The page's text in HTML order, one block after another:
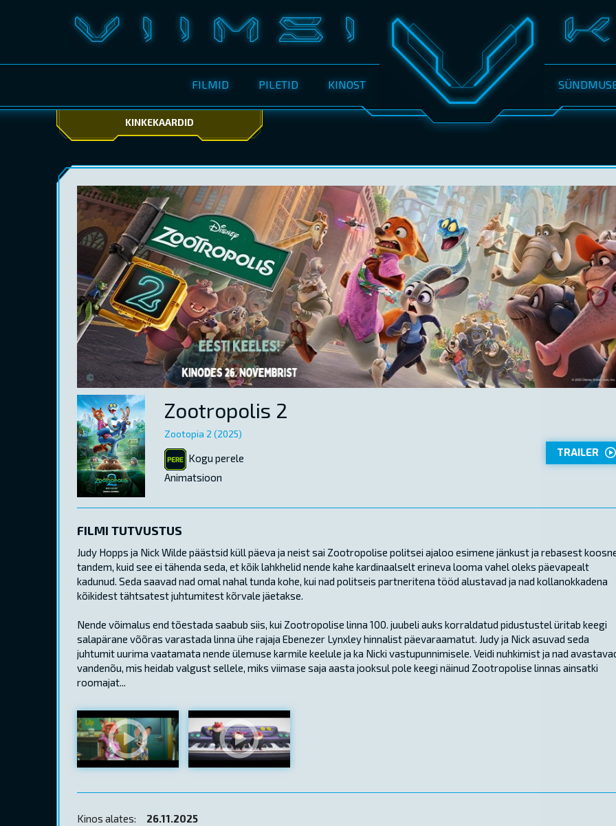
FILMID PILETID KINOST
KINKEKAARDID
Zootropolis 2
Zootopia 2 (2025)
Kogu perele
Animatsioon
TRAILER
FILMI TUTVUSTUS
Judy Hopps ja Nick Wilde päästsid küll päeva ja neist sai Zootropolise politsei ajaloo esimene jänkust ja rebasest
tandem, kuid see ei tähenda seda, et kõik lahkhelid nende kahe kardinaalselt erineva looma vahel oleks päevapealt
kadunud. Seda saavad nad omal nahal tunda kohe, kui nad politseis partneritena tööd alustavad ja nad kollanokkadena
kõikidest tähtsatest juhtumitest kõrvale jäetakse.
Nende võimalus end tõestada saabub siis, kui Zootropolise linna 100. juubeli auks korraldatud pidustustel üritab keegi
salapärane võõras varastada linna ühe rajaja Ebenezer Lynxley hinnalist päevaraamatut. Judy ja Nick asuvad seda
juhtumit uurima vaatamata nende ülemuse karmile keelule ja ka Nicki vastupunnimisele. Veidi nuhkimist ja nad
vandenõu, mis heidab valgust sellele, miks viimase saja aasta jooksul pole keegi näinud Zootropolise linnas ainsatki
roomajat...
Kinos alates:
26.11.2025